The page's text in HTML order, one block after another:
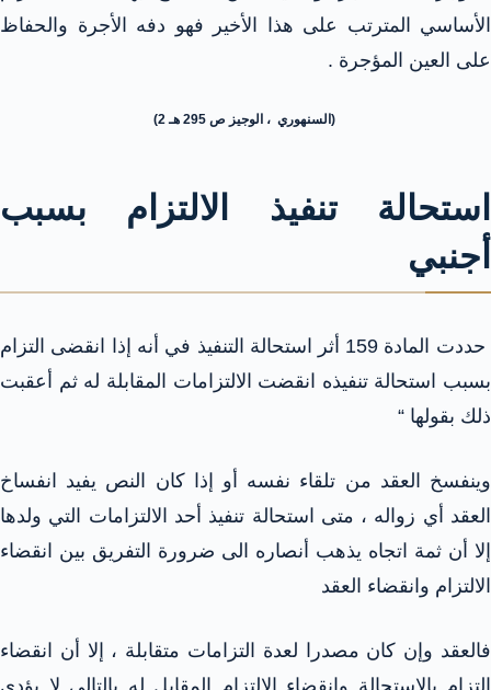
الأساسي المترتب على هذا الأخير فهو دفه الأجرة والحفاظ
على العين المؤجرة .
(السنهوري ، الوجيز ص 295 هـ 2)
استحالة تنفيذ الالتزام بسبب
أجنبي
حددت المادة 159 أثر استحالة التنفيذ في أنه إذا انقضى التزام
بسبب استحالة تنفيذه انقضت الالتزامات المقابلة له ثم أعقبت
ذلك بقولها “
وينفسخ العقد من تلقاء نفسه أو إذا كان النص يفيد انفساخ
العقد أي زواله ، متى استحالة تنفيذ أحد الالتزامات التي ولدها
إلا أن ثمة اتجاه يذهب أنصاره الى ضرورة التفريق بين انقضاء
الالتزام وانقضاء العقد
فالعقد وإن كان مصدرا لعدة التزامات متقابلة ، إلا أن انقضاء
التزام بالاستحالة وانقضاء الالتزام المقابل له بالتالي لا يؤدي